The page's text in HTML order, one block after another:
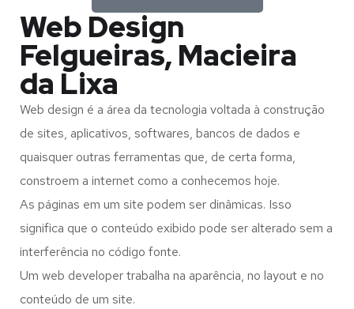
Web Design
Felgueiras, Macieira
da Lixa
Web design é a área da tecnologia voltada à construção
de sites, aplicativos, softwares, bancos de dados e
quaisquer outras ferramentas que, de certa forma,
constroem a internet como a conhecemos hoje.
As páginas em um site podem ser dinâmicas. Isso
significa que o conteúdo exibido pode ser alterado sem a
interferência no código fonte.
Um web developer trabalha na aparência, no layout e no
conteúdo de um site.